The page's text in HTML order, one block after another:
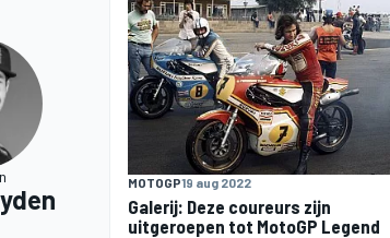
MOTOGP19 aug 2022
Galerij: Deze coureurs zijn
uitgeroepen tot MotoGP Legend